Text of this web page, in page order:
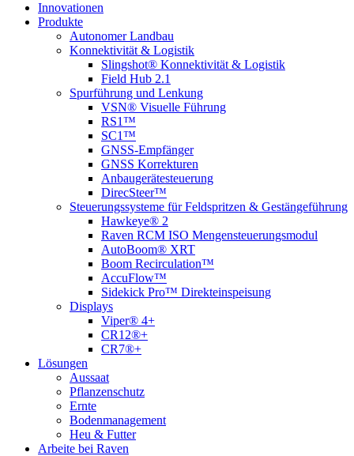
Innovationen
Produkte
Autonomer Landbau
Konnektivität & Logistik
Slingshot® Konnektivität & Logistik
Field Hub 2.1
Spurführung und Lenkung
VSN® Visuelle Führung
RS1™
SC1™
GNSS-Empfänger
GNSS Korrekturen
Anbaugerätesteuerung
DirecSteer™
Steuerungssysteme für Feldspritzen & Gestängeführung
Hawkeye® 2
Raven RCM ISO Mengensteuerungsmodul
AutoBoom® XRT
Boom Recirculation™
AccuFlow™
Sidekick Pro™ Direkteinspeisung
Displays
Viper® 4+
CR12®+
CR7®+
Lösungen
Aussaat
Pflanzenschutz
Ernte
Bodenmanagement
Heu & Futter
Arbeite bei Raven